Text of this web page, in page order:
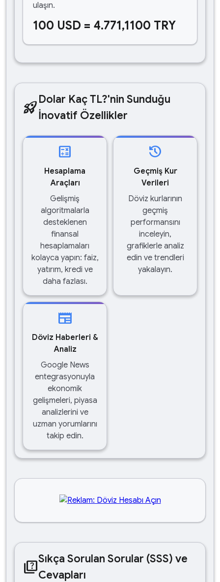
ulaşın.
100 USD = 4.771,1100 TRY
rocket_launchDolar Kaç TL?'nin Sunduğu
İnovatif Özellikler
calculate
Hesaplama
Araçları
Gelişmiş
algoritmalarla
desteklenen
finansal
hesaplamaları
kolayca yapın: faiz,
yatırım, kredi ve
daha fazlası.
history
Geçmiş Kur
Verileri
Döviz kurlarının
geçmiş
performansını
inceleyin,
grafiklerle analiz
edin ve trendleri
yakalayın.
newspaper
Döviz Haberleri &
Analiz
Google News
entegrasyonuyla
ekonomik
gelişmeleri, piyasa
analizlerini ve
uzman yorumlarını
takip edin.
quizSıkça Sorulan Sorular (SSS) ve
Cevapları